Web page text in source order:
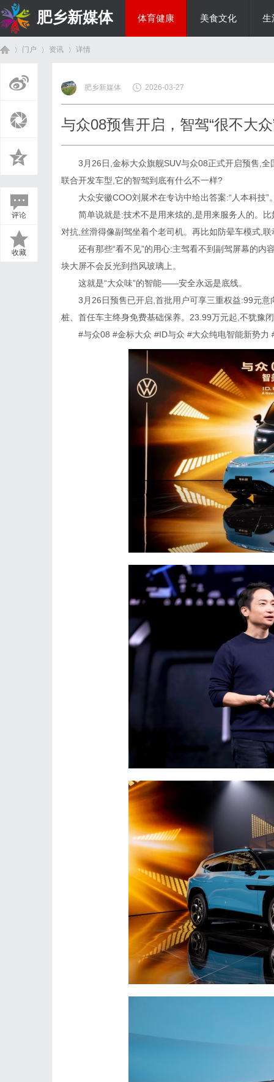
肥乡新媒体 体育健康 美食文化 生
门户 资讯
›
详情
评论
收藏
肥乡新媒体 2026-03-27
与众08预售开启，智驾“很不大众
3月26日,金标大众旗舰SUV与众08正式开启预售,全
联合开发车型,它的智驾到底有什么不一样?
大众安徽COO刘展术在专访中给出答案:“人本科技”
简单说就是:技术不是用来炫的,是用来服务人的。比
对抗,丝滑得像副驾坐着个老司机。再比如防晕车模式,
还有那些“看不见”的用心:主驾看不到副驾屏幕的内
块大屏不会反光到挡风玻璃上。
这就是“大众味”的智能——安全永远是底线。
3月26日预售已开启,首批用户可享三重权益:99元意
桩、首任车主终身免费基础保养。23.99万元起,不犹豫
#与众08 #金标大众 #ID与众 #大众纯电智能新势力